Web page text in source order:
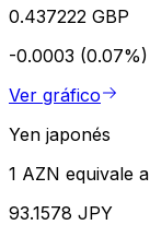
0.437222 GBP
-0.0003 (0.07%)
Ver gráfico
Yen japonés
1 AZN equivale a
93.1578 JPY